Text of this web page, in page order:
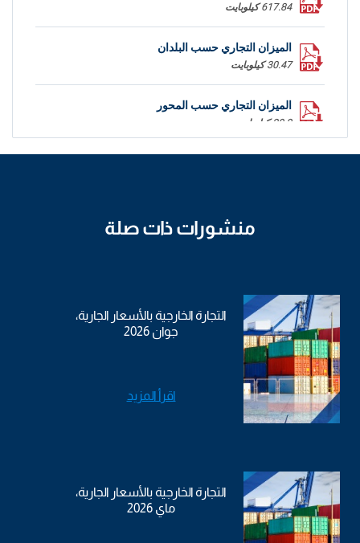
617.84 كيلوبايت
الميزان التجاري حسب البلدان
30.47 كيلوبايت
الميزان التجاري حسب المحور
20.8 كيلوبايت
منشورات ذات صلة
التجارة الخارجية بالأسعار الجارية،
جوان 2026
اقرأ المزيد
التجارة الخارجية بالأسعار الجارية،
ماي 2026